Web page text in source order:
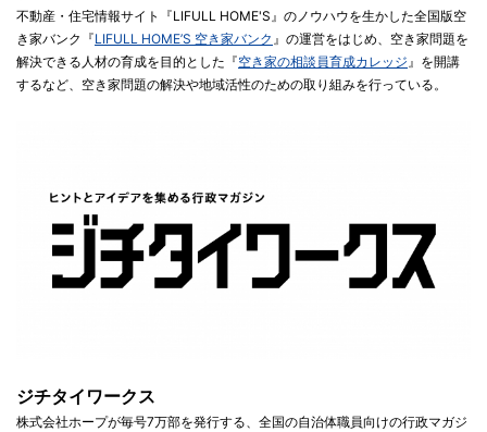
不動産・住宅情報サイト『LIFULL HOME'S』のノウハウを生かした全国版空
き家バンク『LIFULL HOME’S 空き家バンク 』の運営をはじめ、空き家問題を
解決できる人材の育成を目的とした『空き家の相談員育成カレッジ 』を開講
するなど、空き家問題の解決や地域活性のための取り組みを行っている。
ジチタイワークス
株式会社ホープが毎号7万部を発行する、全国の自治体職員向けの行政マガジ